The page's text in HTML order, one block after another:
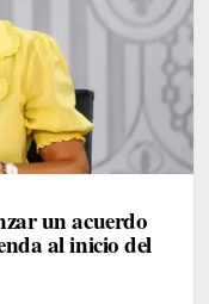
un acuerdo
al inicio del